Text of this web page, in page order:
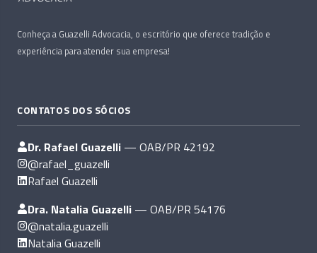
Conheça a Guazelli Advocacia, o escritório que oferece tradição e
experiência para atender sua empresa!
CONTATOS DOS SÓCIOS
Dr. Rafael Guazelli — OAB/PR 42192
@rafael_guazelli
Rafael Guazelli
Dra. Natalia Guazelli — OAB/PR 54176
@natalia.guazelli
Natalia Guazelli